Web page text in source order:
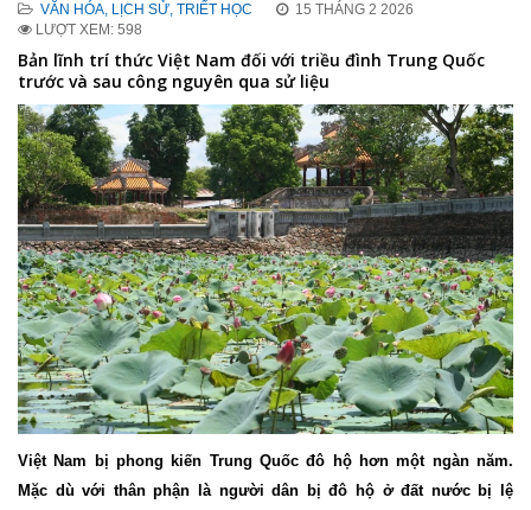
VĂN HÓA, LỊCH SỬ, TRIẾT HỌC
15 THÁNG 2 2026
LƯỢT XEM: 598
Bản lĩnh trí thức Việt Nam đối với triều đình Trung Quốc
trước và sau công nguyên qua sử liệu
Việt Nam bị phong kiến Trung Quốc đô hộ hơn một ngàn năm.
Mặc dù với thân phận là người dân bị đô hộ ở đất nước bị lệ